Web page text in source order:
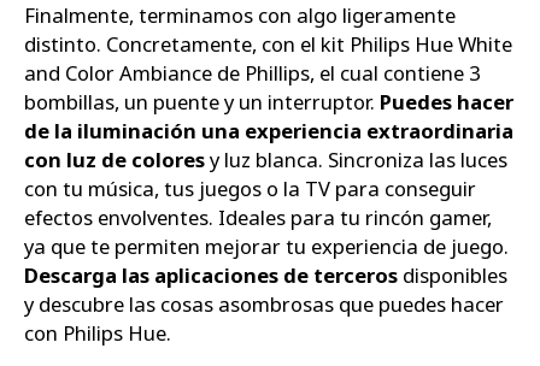
Finalmente, terminamos con algo ligeramente
distinto. Concretamente, con el kit Philips Hue White
and Color Ambiance de Phillips, el cual contiene 3
bombillas, un puente y un interruptor. Puedes hacer
de la iluminación una experiencia extraordinaria
con luz de coloresy luz blanca. Sincroniza las luces
con tu música, tus juegos o la TV para conseguir
efectos envolventes. Ideales para tu rincón gamer,
ya que te permiten mejorar tu experiencia de juego.
Descarga las aplicaciones de terceros disponibles
y descubre las cosas asombrosas que puedes hacer
con Philips Hue.